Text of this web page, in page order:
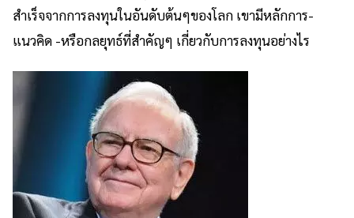
สำเร็จจากการลงทุนในอันดับต้นๆของโลก เขามีหลักการ-
แนวคิด -หรือกลยุทธ์ที่สำคัญๆ เกี่ยวกับการลงทุนอย่างไร